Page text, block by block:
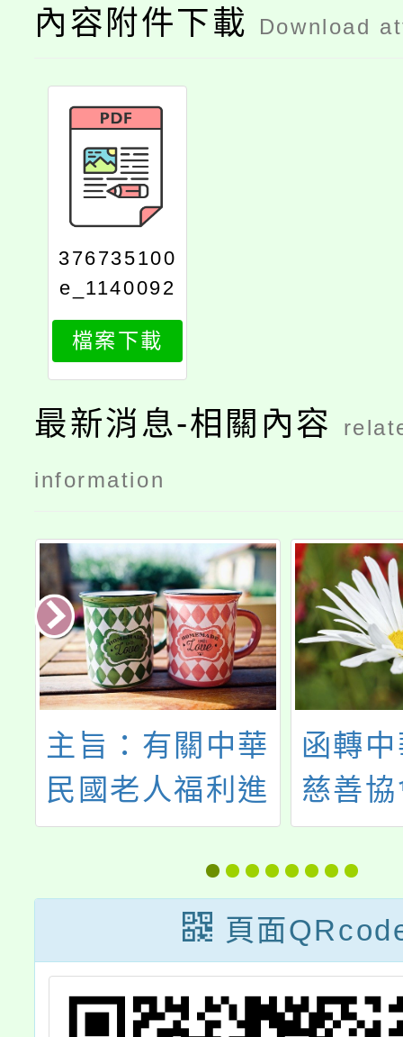
內容附件下載 Download
376735100
e_1140092
905_attach
1
檔案下載
最新消息-相關內容
information
主旨：有關中華
民國老人福利進
協進會辦理115
年弘揚敬老陪伴
孝親系列5-
2【慶祝第61界
老人節】表揚活
函轉
慈善
頁面